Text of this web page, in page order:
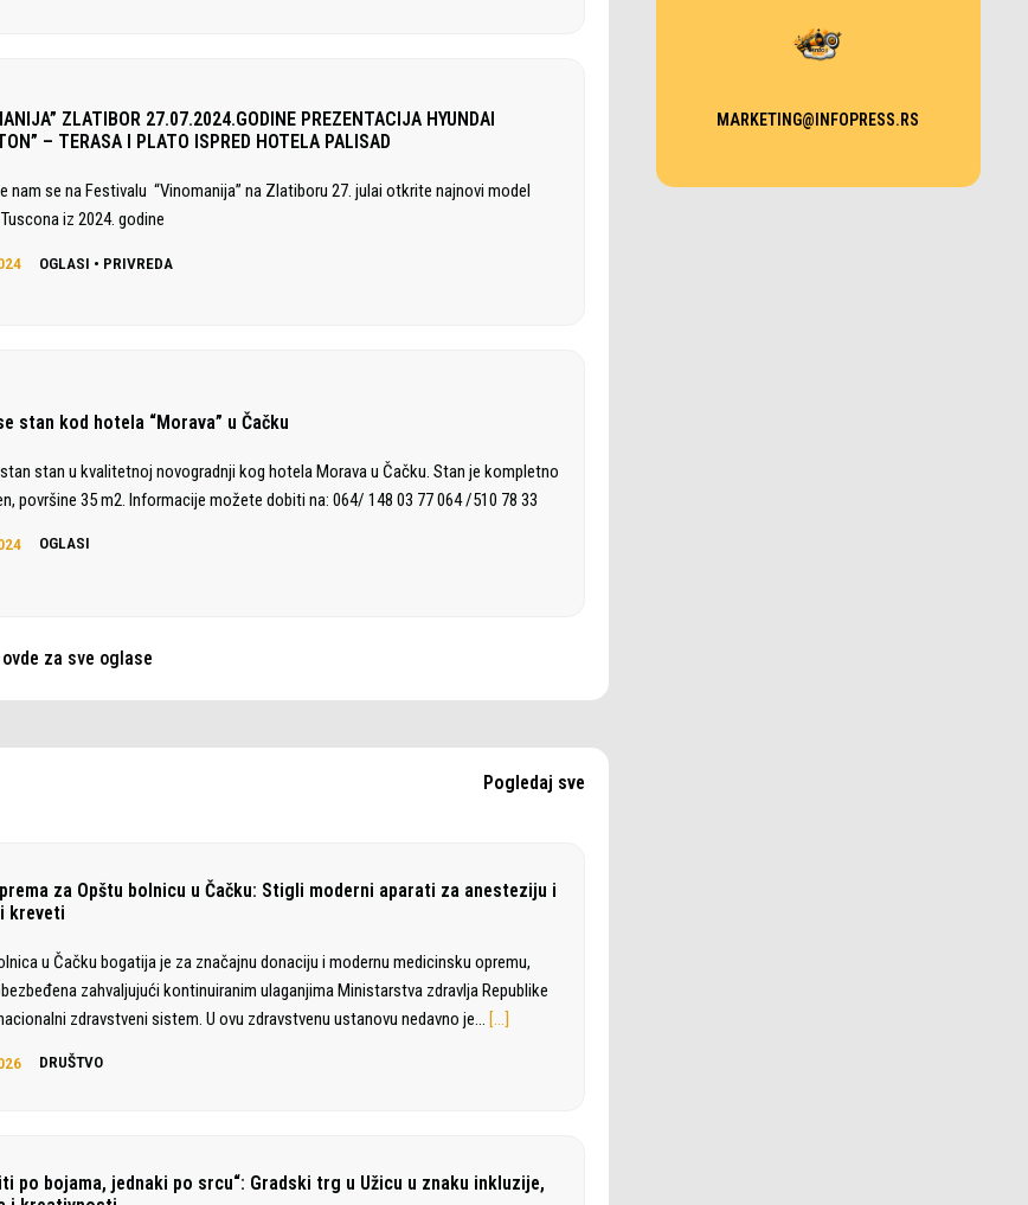
ZLATIBOR 27.07.2024.GODINE PREZENTACIJA HYUNDAI
– TERASA I PLATO ISPRED HOTELA PALISAD
nam se na Festivalu “Vinomanija” na Zlatiboru 27. julai otkrite najnovi model
iz 2024. godine
OGLASI • PRIVREDA
stan kod hotela “Morava” u Čačku
stan u kvalitetnoj novogradnji kog hotela Morava u Čačku. Stan je kompletno
površine 35 m2. Informacije možete dobiti na: 064/ 148 03 77 064 /510 78 33
OGLASI
za sve oglase
Pogledaj sve
za Opštu bolnicu u Čačku: Stigli moderni aparati za anesteziju i
kreveti
u Čačku bogatija je za značajnu donaciju i modernu medicinsku opremu,
zahvaljujući kontinuiranim ulaganjima Ministarstva zdravlja Republike
zdravstveni sistem. U ovu zdravstvenu ustanovu nedavno je…
[…]
DRUŠTVO
po bojama, jednaki po srcu“: Gradski trg u Užicu u znaku inkluzije,
MARKETING@INFOPRESS.RS